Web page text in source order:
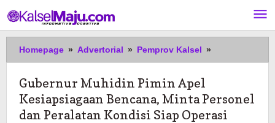
ke
konten
Homepage » Advertorial » Pemprov Kalsel »
Muhidin
Kesiapsiagaan
Bencana,
Gubernur Muhidin Pimin Apel
Kesiapsiagaan Bencana, Minta Personel
dan Peralatan Kondisi Siap Operasi